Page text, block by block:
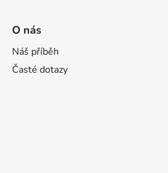
O nás
Náš příběh
Časté dotazy